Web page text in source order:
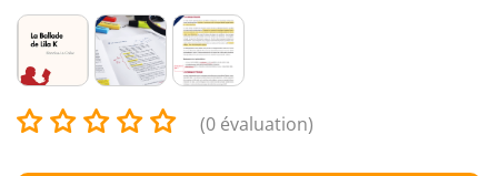
(0 évaluation)